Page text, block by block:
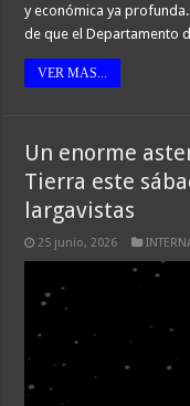
y económica ya
de que el Departamento
VER MAS...
Un enorme
Tierra este
largavistas
25 junio, 2026